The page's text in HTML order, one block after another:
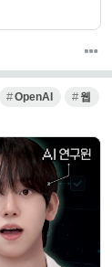
OpenAI 웹